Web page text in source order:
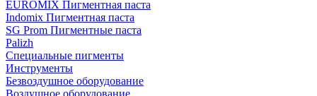
EUROMIX Пигментная паста
Indomix Пигментная паста
SG Prom Пигментные паста
Palizh
Специальные пигменты
Инструменты
Безвоздушное оборудование
Воздушное оборудование